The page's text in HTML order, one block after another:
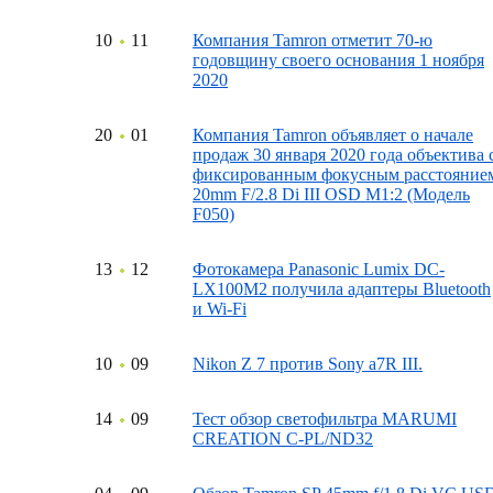
10 11
Компания Tamron отметит 70-ю
годовщину своего основания 1 ноября
2020
20 01
Компания Tamron объявляет о начале
продаж 30 января 2020 года объектива
фиксированным фокусным
20mm F/2.8 Di III OSD M1:2 (Модель
F050)
13 12
Фотокамера Panasonic Lumix DC-
LX100M2 получила адаптеры Bluetooth
и Wi-Fi
10 09 Nikon Z 7 против Sony a7R III.
14 09
Тест обзор светофильтра MARUMI
CREATION C-PL/ND32